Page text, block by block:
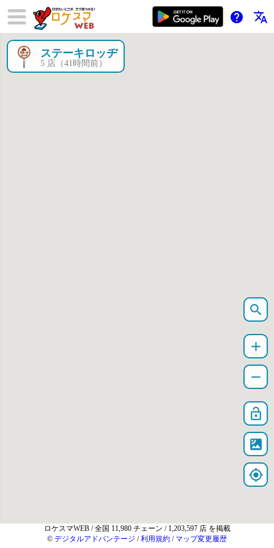
help translate
×
ステーキロッヂ
5 店（41時間前）
search
add
remove
lock_open
satellite
my_location
ロケスマWEB / 全国 11,980 チェーン / 1,203,597 店 を掲載
© デジタルアドバンテージ /利用規約 / マップ変更履歴